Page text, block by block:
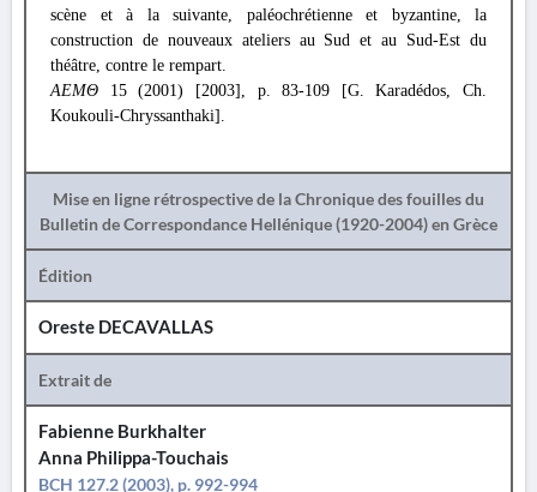
scène et à la suivante, paléochrétienne et byzantine, la
construction de nouveaux ateliers au Sud et au Sud-Est du
théâtre, contre le rempart.
ΑΕΜΘ 15 (2001) [2003], p. 83-109 [G. Karadédos, Ch.
Koukouli-Chryssanthaki].
Mise en ligne rétrospective de la Chronique des fouilles du
Bulletin de Correspondance Hellénique (1920-2004) en Grèce
Édition
Oreste DECAVALLAS
Extrait de
Fabienne Burkhalter
Anna Philippa-Touchais
BCH 127.2 (2003), p. 992-994